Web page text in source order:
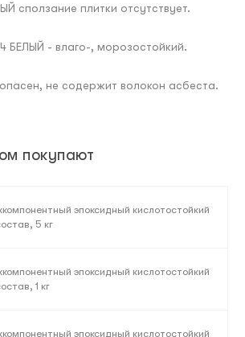
сползание плитки отсутствует.
БЕЛЫЙ - влаго-, морозостойкий.
не содержит волокон асбеста.
покупают
эпоксидный кислотостойкий
5 кг
эпоксидный кислотостойкий
1 кг
эпоксидный кислотостойкий